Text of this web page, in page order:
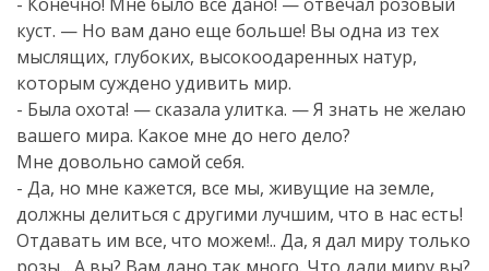
куст. — Но вам дано еще больше! Вы одна из тех
мыслящих, глубоких, высокоодаренных натур,
которым суждено удивить мир.
- Была охота! — сказала улитка. — Я знать не желаю
вашего мира. Какое мне до него дело?
Мне довольно самой себя.
- Да, но мне кажется, все мы, живущие на земле,
должны делиться с другими лучшим, что в нас есть!
Отдавать им все, что можем!.. Да, я дал миру только